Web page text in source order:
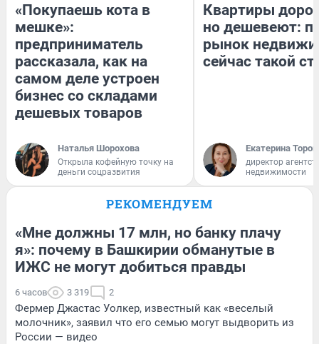
«Покупаешь кота в
мешке»:
предприниматель
рассказала, как на
самом деле устроен
бизнес со складами
дешевых товаров
Наталья Шорохова
Открыла кофейную точку на
деньги соцразвития
Квартиры
но дешевеют:
рынок
сейчас такой
Екатерина
директор
недвижимости
РЕКОМЕНДУЕМ
«Мне должны 17 млн, но банку плачу
я»: почему в Башкирии обманутые в
ИЖС не могут добиться правды
6 часов 3 319 2
Фермер Джастас Уолкер, известный как «веселый
молочник», заявил что его семью могут выдворить из
России — видео